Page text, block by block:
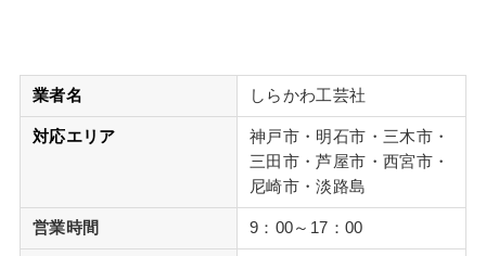
業者名 しらかわ工芸社
対応エリア
神戸市・明石市・三木市・
三田市・芦屋市・西宮市・
尼崎市・淡路島
営業時間 9：00～17：00